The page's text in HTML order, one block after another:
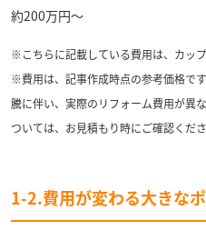
約200万円～
※こちらに記載している費用は、カッ
※費用は、記事作成時点の参考価格で
騰に伴い、実際のリフォーム費用が異
ついては、お見積もり時にご確認くださ
1-2.費用が変わる大きな